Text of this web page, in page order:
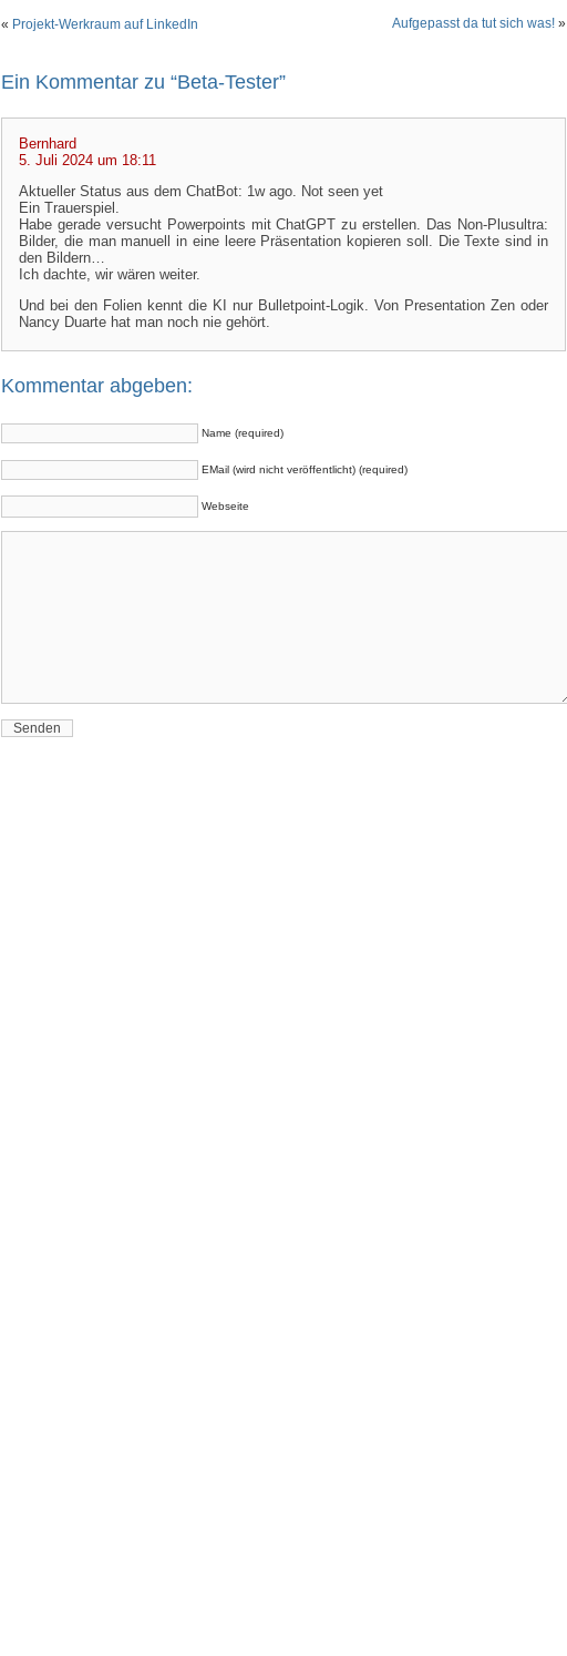
« Projekt-Werkraum auf LinkedIn Aufgepasst da tut sich was! »
Ein Kommentar zu “Beta-Tester”
Bernhard
5. Juli 2024 um 18:11
Aktueller Status aus dem ChatBot: 1w ago. Not seen yet
Ein Trauerspiel.
Habe gerade versucht Powerpoints mit ChatGPT zu erstellen. Das Non-Plusultra:
Bilder, die man manuell in eine leere Präsentation kopieren soll. Die Texte sind in
den Bildern…
Ich dachte, wir wären weiter.
Und bei den Folien kennt die KI nur Bulletpoint-Logik. Von Presentation Zen oder
Nancy Duarte hat man noch nie gehört.
Kommentar abgeben:
Name (required)
EMail (wird nicht veröffentlicht) (required)
Webseite